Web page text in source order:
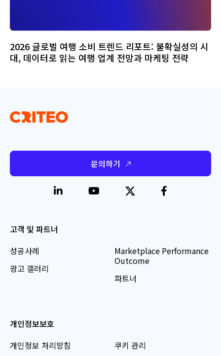
2026 글로벌 여행 소비 트렌드 리포트: 불확실성의 시
대, 데이터로 읽는 여행 업계 전망과 마케팅 전략
문의하기
고객 및 파트너
성공사례
광고 갤러리
Marketplace Performance
Outcome
파트너
개인정보보호
개인정보 처리방침
쿠키 관리